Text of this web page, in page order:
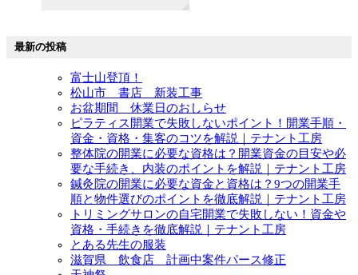
最新の投稿
富士山登頂！
松山市 書店 新装工事
お盆期間 休業日のおしらせ
ピラティス開業で失敗しないポイント！開業手順・
資金・資格・集客のコツを解説｜テナント工房
整体院の開業に必要な資格は？開業資金の目安や必
要な手続き、内装のポイントを解説｜テナント工房
鍼灸院の開業に必要な資金と資格は？9つの開業手
順と物件選びのポイントを徹底解説｜テナント工房
トリミングサロンの自宅開業で失敗しない！資金や
資格・手続きを徹底解説｜テナント工房
とある先生の服装
滋賀県 飲食店 計画中案件パース修正